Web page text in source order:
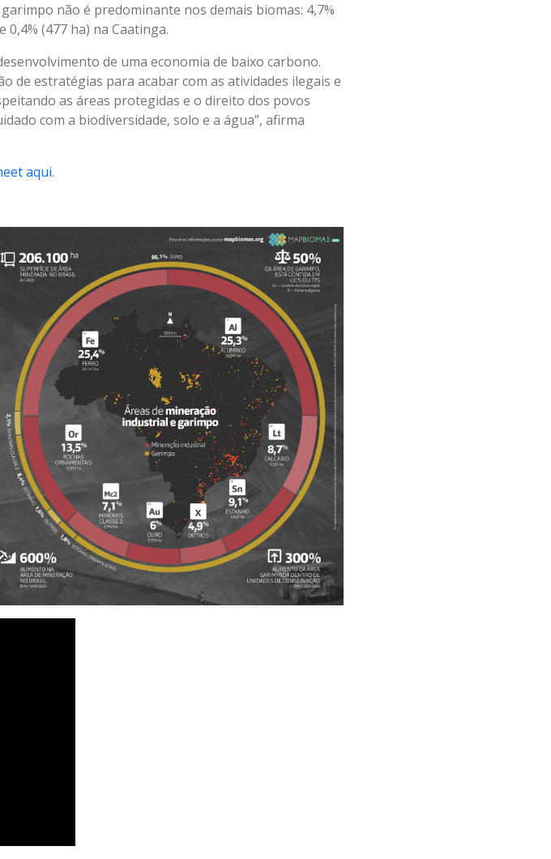
não é predominante nos demais biomas: 4,7%
0,4% (477 ha) na Caatinga.
de uma economia de baixo carbono.
de estratégias para acabar com as atividades ilegais e
as áreas protegidas e o direito dos povos
com a biodiversidade, solo e a água”, afirma
aqui.